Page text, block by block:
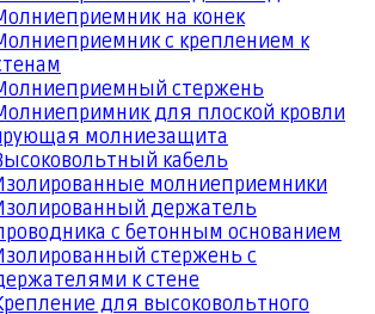
на конек
с креплением к
стержень
для плоской кровли
молниезащита
кабель
молниеприемники
держатель
с бетонным основанием
стержень с
к стене
для высоковольтного